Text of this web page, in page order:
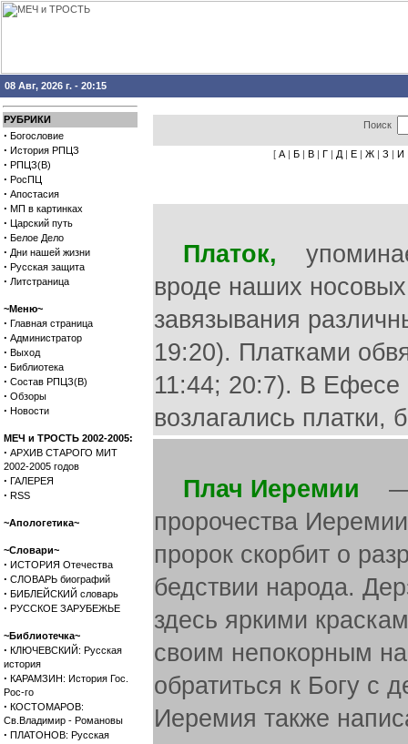
08 Авг, 2026 г. - 20:15
РУБРИКИ
· Богословие
· История РПЦЗ
· РПЦЗ(В)
· РосПЦ
· Апостасия
· МП в картинках
· Царский путь
· Белое Дело
· Дни нашей жизни
· Русская защита
· Литстраница
~Меню~
· Главная страница
· Администратор
· Выход
· Библиотека
· Состав РПЦЗ(В)
· Обзоры
· Новости
МЕЧ и ТРОСТЬ 2002-2005:
· АРХИВ СТАРОГО МИТ
2002-2005 годов
· ГАЛЕРЕЯ
· RSS
~Апологетика~
~Словари~
· ИСТОРИЯ Отечества
· СЛОВАРЬ биографий
· БИБЛЕЙСКИЙ словарь
· РУССКОЕ ЗАРУБЕЖЬЕ
~Библиотечка~
· КЛЮЧЕВСКИЙ: Русская
история
· КАРАМЗИН: История Гос.
Рос-го
· КОСТОМАРОВ:
Св.Владимир - Романовы
· ПЛАТОНОВ: Русская
Поиск
[ А | Б | В | Г | Д | Е | Ж | З | И
Платок,
вроде наших
завязывания
19:20). Платками
11:44; 20:7). В Ефесе
возлагались
Плач Иеремии —
пророчества
пророк скорбит о
бедствии народа.
здесь яркими
своим непокорным
обратиться к Богу с
Иеремия также